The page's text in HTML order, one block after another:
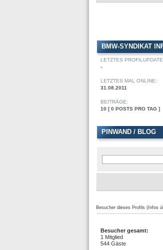
BMW-SYNDIKAT
LETZTES
-
LETZTES MAL ONLINE:
31.08.2011
BEITRÄGE:
10 [ 0 POSTS PRO TAG ]
PINWAND / BLOG
Besucher dieses Profils (Infos
Besucher gesamt:
1 Mitglied
544 Gäste